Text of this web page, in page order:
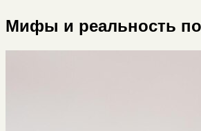
Мифы и реальность